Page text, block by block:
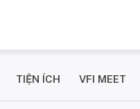
TIỆN ÍCH VFI MEET